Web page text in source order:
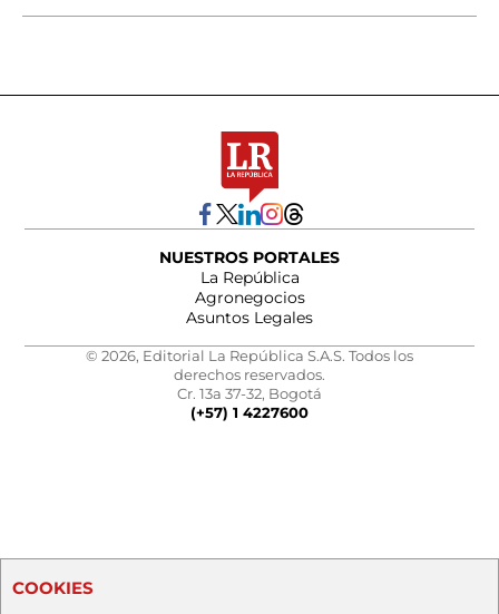
NUESTROS PORTALES
La República
Agronegocios
Asuntos Legales
© 2026, Editorial La República S.A.S. Todos los
derechos reservados.
Cr. 13a 37-32, Bogotá
(+57) 1 4227600
COOKIES